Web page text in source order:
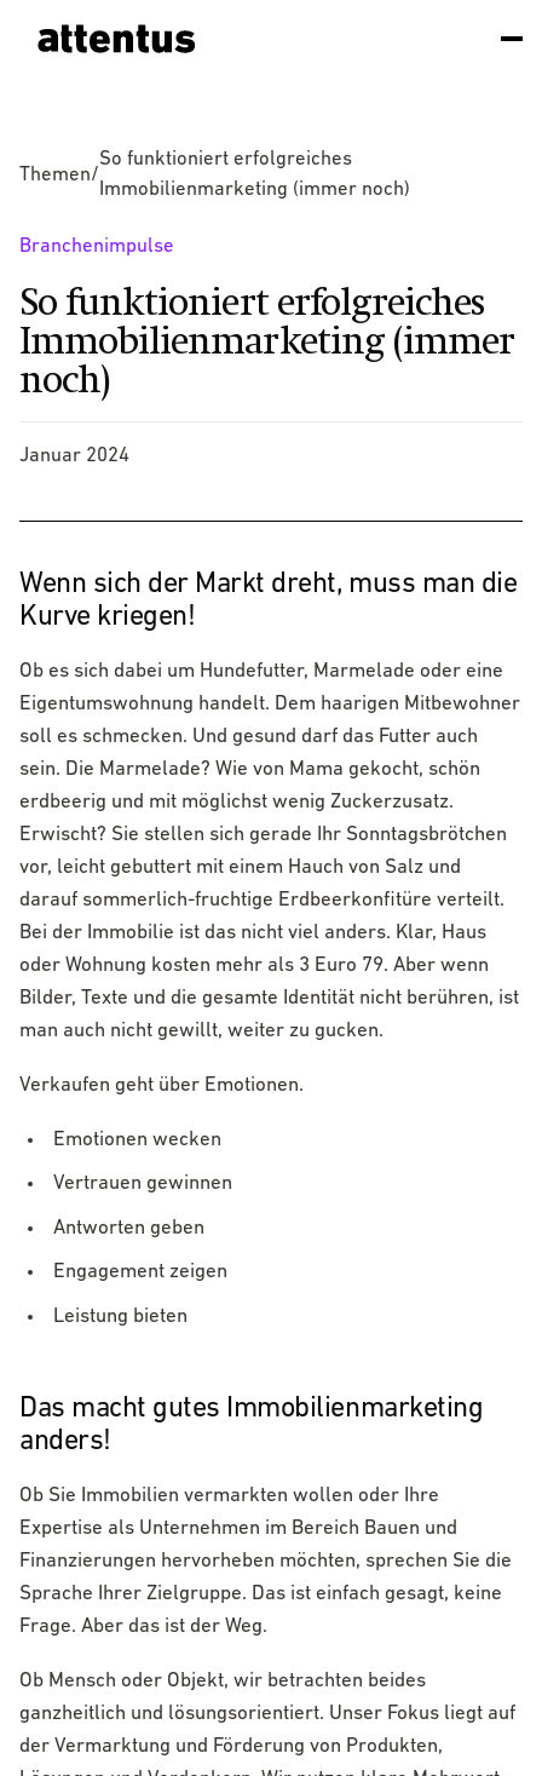
Themen/
So funktioniert erfolgreiches
Immobilienmarketing (immer noch)
Branchenimpulse
So funktioniert erfolgreiches
Immobilienmarketing (immer
noch)
Januar 2024
Wenn sich der Markt dreht, muss man die
Kurve kriegen!
Ob es sich dabei um Hundefutter, Marmelade oder eine
Eigentumswohnung handelt. Dem haarigen Mitbewohner
soll es schmecken. Und gesund darf das Futter auch
sein. Die Marmelade? Wie von Mama gekocht, schön
erdbeerig und mit möglichst wenig Zuckerzusatz.
Erwischt? Sie stellen sich gerade Ihr Sonntagsbrötchen
vor, leicht gebuttert mit einem Hauch von Salz und
darauf sommerlich-fruchtige Erdbeerkonfitüre verteilt.
Bei der Immobilie ist das nicht viel anders. Klar, Haus
oder Wohnung kosten mehr als 3 Euro 79. Aber wenn
Bilder, Texte und die gesamte Identität nicht berühren, ist
man auch nicht gewillt, weiter zu gucken.
Verkaufen geht über Emotionen.
Emotionen wecken
Vertrauen gewinnen
Antworten geben
Engagement zeigen
Leistung bieten
Das macht gutes Immobilienmarketing
anders!
Ob Sie Immobilien vermarkten wollen oder Ihre
Expertise als Unternehmen im Bereich Bauen und
Finanzierungen hervorheben möchten, sprechen Sie die
Sprache Ihrer Zielgruppe. Das ist einfach gesagt, keine
Frage. Aber das ist der Weg.
Ob Mensch oder Objekt, wir betrachten beides
ganzheitlich und lösungsorientiert. Unser Fokus liegt auf
der Vermarktung und Förderung von Produkten,